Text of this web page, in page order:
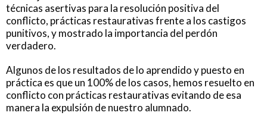
técnicas asertivas para la resolución positiva del
conflicto, prácticas restaurativas frente a los castigos
punitivos, y mostrado la importancia del perdón
verdadero.
Algunos de los resultados de lo aprendido y puesto en
práctica es que un 100% de los casos, hemos resuelto en
conflicto con prácticas restaurativas evitando de esa
manera la expulsión de nuestro alumnado.